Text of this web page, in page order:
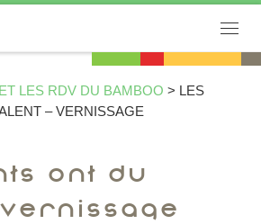
LES RDV DU BAMBOO > LES
– VERNISSAGE
ont du